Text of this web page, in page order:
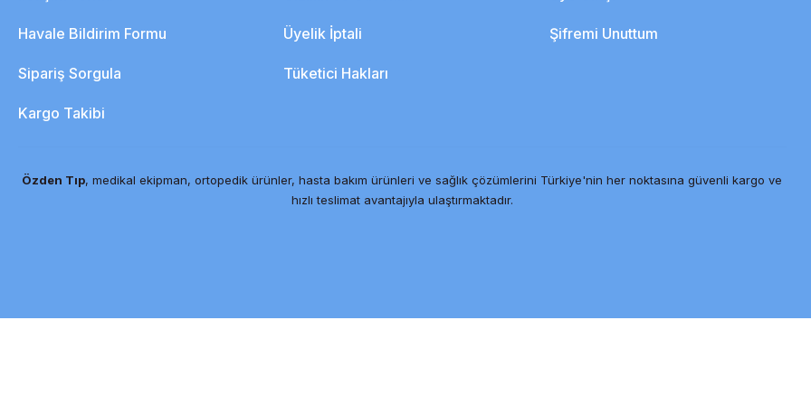
Havale Bildirim Formu
Sipariş Sorgula
Kargo Takibi
Üyelik İptali
Tüketici Hakları
Şifremi Unuttum
Özden Tıp, medikal ekipman, ortopedik ürünler, hasta bakım ürünleri ve sağlık çözümlerini Türkiye'nin her noktasına güvenli kargo ve
hızlı teslimat avantajıyla ulaştırmaktadır.